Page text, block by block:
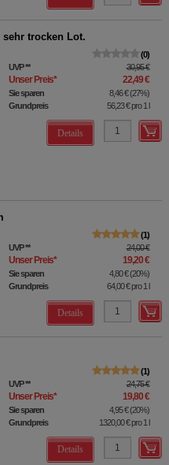
sehr trocken Lot.
0
UVP** 30,95 €
Unser Preis* 22,49 €
Sie sparen 8,46 €(27%)
Grundpreis
56,23 €pro 1 l
Details
1
UVP** 24,00 €
Unser Preis* 19,20 €
Sie sparen 4,80 €(20%)
Grundpreis
64,00 €pro 1 l
Details
1
UVP** 24,75 €
Unser Preis* 19,80 €
Sie sparen 4,95 €(20%)
Grundpreis
1320,00 €pro 1 l
Details